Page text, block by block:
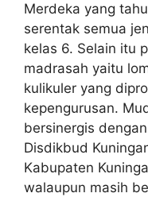
Merdeka yang
serentak semua
kelas 6. Selain itu
madrasah yaitu
kulikuler yang
kepengurusan.
bersinergis
Disdikbud
Kabupaten
walaupun masih